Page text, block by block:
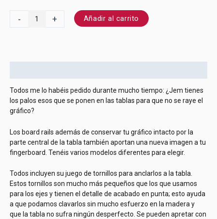
- + Añadir al carrito
Todos me lo habéis pedido durante mucho tiempo: ¿Jem tienes
los palos esos que se ponen en las tablas para que no se raye el
gráfico?
Los board rails además de conservar tu gráfico intacto por la
parte central de la tabla también aportan una nueva imagen a tu
fingerboard. Tenéis varios modelos diferentes para elegir.
Todos incluyen su juego de tornillos para anclarlos a la tabla.
Estos tornillos son mucho más pequeños que los que usamos
para los ejes y tienen el detalle de acabado en punta; esto ayuda
a que podamos clavarlos sin mucho esfuerzo en la madera y
que la tabla no sufra ningún desperfecto. Se pueden apretar con